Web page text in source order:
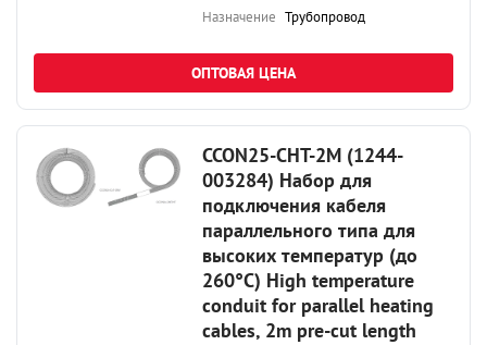
Назначение Трубопровод
ОПТОВАЯ ЦЕНА
CCON25-CHT-2M (1244-
003284) Набор для
подключения кабеля
параллельного типа для
высоких температур (до
260°С) High temperature
conduit for parallel heating
cables, 2m pre-cut length